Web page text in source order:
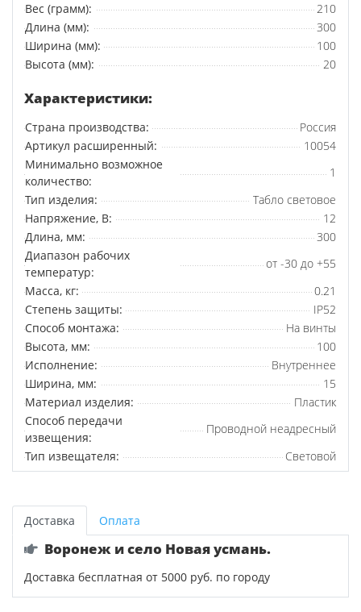
Вес (грамм):
210
Длина (мм):
300
Ширина (мм):
100
Высота (мм):
20
Характеристики:
Страна производства:
Россия
Артикул расширенный:
10054
Минимально возможное
количество:
1
Тип изделия:
Табло световое
Напряжение, В:
12
Длина, мм:
300
Диапазон рабочих
температур:
от -30 до +55
Масса, кг:
0.21
Степень защиты:
IP52
Способ монтажа:
На винты
Высота, мм:
100
Исполнение:
Внутреннее
Ширина, мм:
15
Материал изделия:
Пластик
Способ передачи
извещения:
Проводной неадресный
Тип извещателя:
Световой
Доставка Оплата
Воронеж и село Новая усмань.
Доставка бесплатная от 5000 руб. по городу